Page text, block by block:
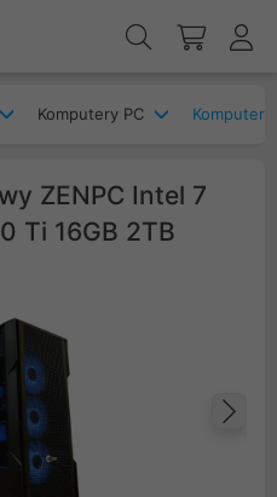
Komputery PC
ZENPC Intel 7
Ti 16GB 2TB